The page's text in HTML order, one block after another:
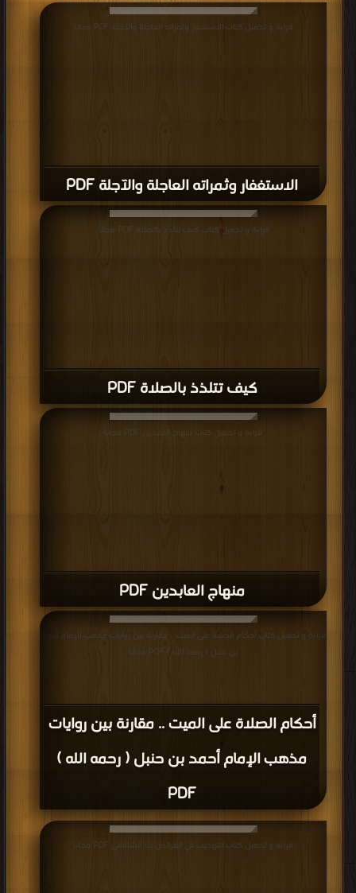
الاستغفار وثمراته العاجلة والآجلة PDF
قراءة و تحميل كتاب الاستغفار وثمراته العاجلة والآجلة PDF مجانا
كيف تتلذذ بالصلاة PDF
قراءة و تحميل كتاب كيف تتلذذ بالصلاة PDF مجانا
منهاج العابدين PDF
قراءة و تحميل كتاب منهاج العابدين PDF مجانا
أحكام الصلاة على الميت .. مقارنة بين روايات
مذهب الإمام أحمد بن حنبل ( رحمه الله )
PDF
قراءة و تحميل كتاب أحكام الصلاة على الميت .. مقارنة بين روايات مذهب الإمام أحمد
بن حنبل ( رحمه الله ) PDF مجانا
قراءة و تحميل كتاب التهذيب في الفرائض ت: الشافعي PDF مجانا